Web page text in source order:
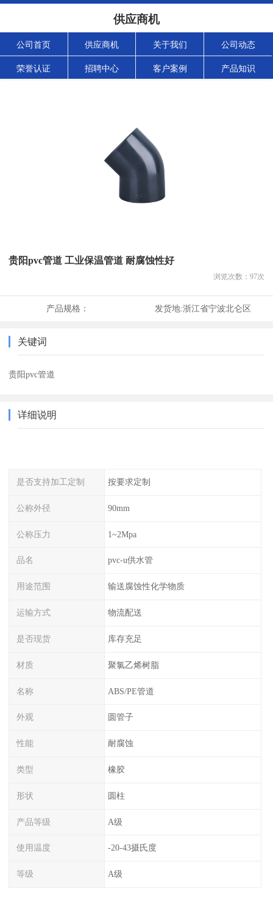
供应商机
公司首页 供应商机 关于我们 公司动态
荣誉认证 招聘中心 客户案例 产品知识
贵阳pvc管道 工业保温管道 耐腐蚀性好
浏览次数： 97次
产品规格： 发货地:浙江省宁波北仑区
关键词
贵阳pvc管道
详细说明
是否支持加工定制 按要求定制
公称外径 90mm
公称压力 1~2Mpa
品名 pvc-u供水管
用途范围 输送腐蚀性化学物质
运输方式 物流配送
是否现货 库存充足
材质 聚氯乙烯树脂
名称 ABS/PE管道
外观 圆管子
性能 耐腐蚀
类型 橡胶
形状 圆柱
产品等级 A级
使用温度 -20-43摄氏度
等级 A级